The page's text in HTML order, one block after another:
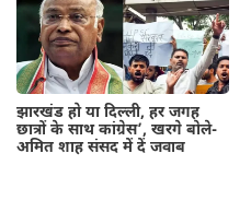
झारखंड हो या दिल्ली, हर जगह
छात्रों के साथ कांग्रेस’, खरगे बोले-
अमित शाह संसद में दें जवाब